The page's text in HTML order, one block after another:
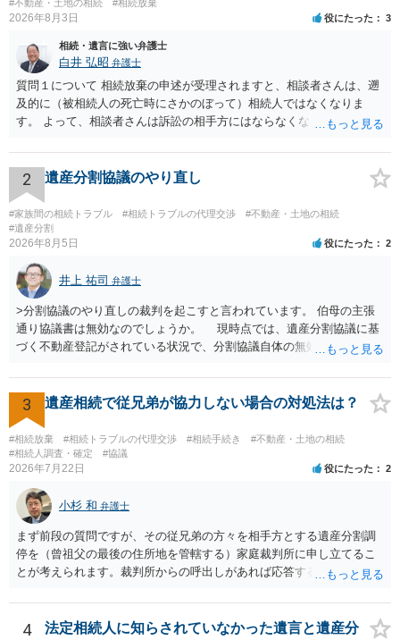
#不動産・土地の相続 #相続放棄
2026年8月3日 役にたった 3
相続・遺言に強い弁護士
白井 弘昭 弁護士
質問１について 相続放棄の申述が受理されますと、相談者さんは、遡
及的に（被相続人の死亡時にさかのぼって）相続人ではなくなりま
す。 よって、相談者さんは訴訟の相手方にはならなくなるので（明け
理証明を家庭裁判所で取得し、コピーを答弁書に添えて裁判所に提出
してください。 質問２について 請求棄却を求める答弁書を提出すれ
ば、第１回期日は出席する必要がありません。その日は差支え（用事
があり出席できない）との記載で十分です。 質問３について 弁護士で
はないので、ｍｉｎｔｓでの提出の必要は無いと思います。郵送（期
限までに届けばよい）で十分です。 詳細は、書面記載の裁判所書記官
にお問い合わせください。 以上、ご参考まで。
2 遺産分割協議のやり直し
#家族間の相続トラブル #相続トラブルの代理交渉
#不動産・土地の相続
#遺産分割
2026年8月5日 役にたった 2
井上 祐司 弁護士
>分割協議のやり直しの裁判を起こすと言われています。 伯母の主張
通り協議書は無効なのでしょうか。 現時点では、遺産分割協議に基
づく不動産登記がされている状況で、分割協議自体の無効を裁判所が
方の訴訟の主張及び立証次第ですが、 ・御祖母様の認知能力に関する
医師の意見書、筆跡鑑定 が提出されればその効力が否定される可能性
はありますが、 ・伯母様自身が分割協議に加わっていること ・御祖母
様の意に反する遺産分割協議を行う実益が誰にあったかの立証が困難
であること からすると、実際に遺産分割協議の効力が否定される可能
性はそれほど高くない（立証のハードルは非常に高い）ということが
言えると思います。
3 遺産相続で従兄弟が協力しない場合の対処法は？
#相続放棄 #相続トラブルの代理交渉 #相続手続き
#不動産・土地の相続
#相続人調査・確定
#協議
2026年7月22日 役にたった 2
小杉 和 弁護士
まず前段の質問ですが、その従兄弟の方々を相手方とする遺産分割調
停を（曾祖父の最後の住所地を管轄する）家庭裁判所に申し立てるこ
とが考えられます。裁判所からの呼出しがあれば応答する可能性がま
能と思われます。時間が思った以上にないので必要書類をてきぱきと
揃える必要があります。その点是非御注意ください。
4
法定相続人に知らされていなかった遺言と遺産分